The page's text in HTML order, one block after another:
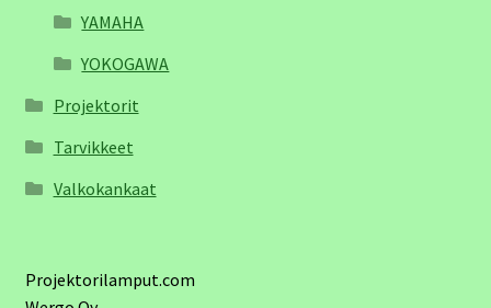
YAMAHA
YOKOGAWA
Projektorit
Tarvikkeet
Valkokankaat
Projektorilamput.com